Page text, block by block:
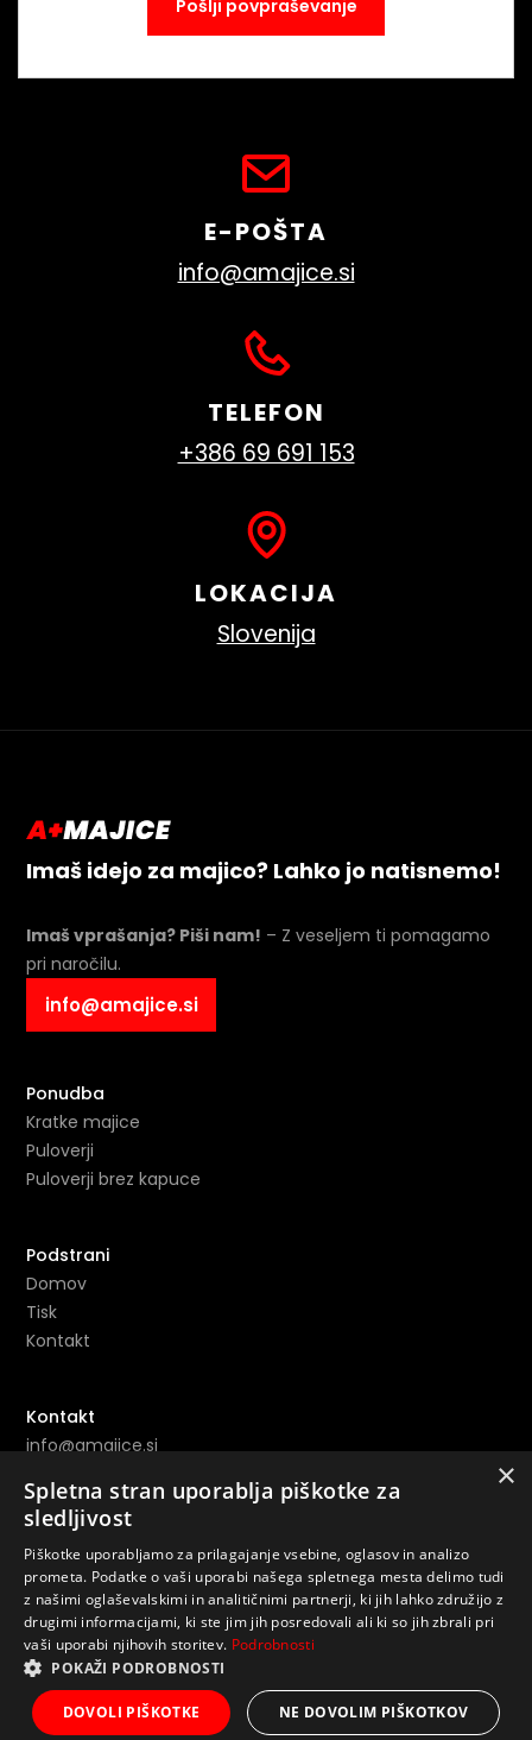
E-POŠTA
info@amajice.si
TELEFON
+386 69 691 153
LOKACIJA
Slovenija
Imaš idejo za majico? Lahko jo natisnemo!
Imaš vprašanja? Piši nam! – Z veseljem ti pomagamo
pri naročilu.
info@amajice.si
Ponudba
Kratke majice
Puloverji
Puloverji brez kapuce
Podstrani
Domov
Tisk
Kontakt
Kontakt
info@amajice.si
Povezave
Instagram ->
Youtube ->
×
Spletna stran uporablja piškotke za
sledljivost
Piškotke uporabljamo za prilagajanje vsebine, oglasov in analizo
prometa. Podatke o vaši uporabi našega spletnega mesta delimo tudi
z našimi oglaševalskimi in analitičnimi partnerji, ki jih lahko združijo z
drugimi informacijami, ki ste jim jih posredovali ali ki so jih zbrali pri
vaši uporabi njihovih storitev. Podrobnosti
POKAŽI PODROBNOSTI
DOVOLI PIŠKOTKE NE DOVOLIM PIŠKOTKOV